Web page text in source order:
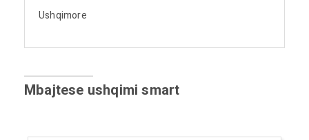
Ushqimore
Mbajtese ushqimi smart